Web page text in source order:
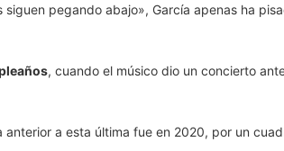
pegando abajo», García apenas ha
, cuando el músico dio un concierto
anterior a esta última fue en 2020, por un